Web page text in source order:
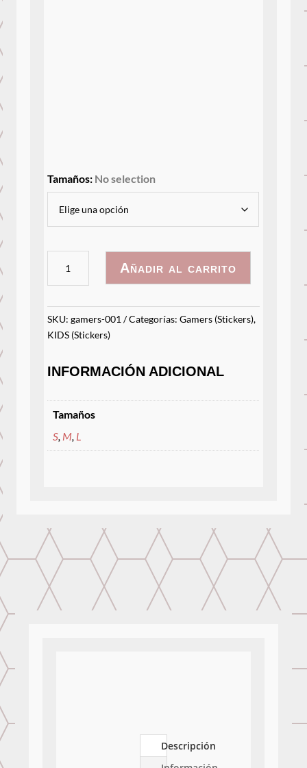
Tamaños: No selection
Sonic
3D
cantidad
Añadir al carrito
SKU:gamers-001 Categorías:Gamers (Stickers),
KIDS (Stickers)
INFORMACIÓN ADICIONAL
Tamaños
S M L
Descripción